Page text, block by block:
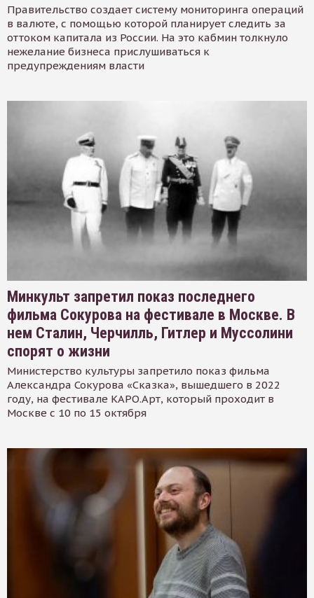
Правительство создает систему мониторинга операций
в валюте, с помощью которой планирует следить за
оттоком капитала из России. На это кабмин толкнуло
нежелание бизнеса прислушиваться к
предупреждениям власти
Минкульт запретил показ последнего
фильма Сокурова на фестивале в Москве. В
нем Сталин, Черчилль, Гитлер и Муссолини
спорят о жизни
Министерство культуры запретило показ фильма
Александра Сокурова «Сказка», вышедшего в 2022
году, на фестивале КАРО.Арт, который проходит в
Москве с 10 по 15 октября